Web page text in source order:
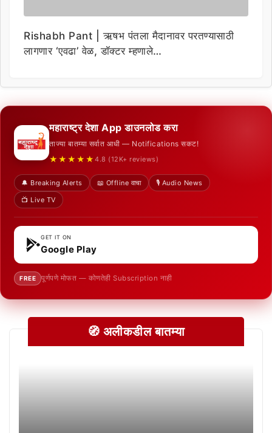
Rishabh Pant | ऋषभ पंतला मैदानावर परतण्यासाठी
लागणार ‘एवढा’ वेळ, डॉक्टर म्हणाले…
महाराष्ट्र देशा App डाउनलोड करा
ताज्या बातम्या सर्वात आधी — Notifications सकट!
★★★★★ 4.8 (12K+ reviews)
🔔 Breaking Alerts 📖 Offline वाचा
🎙️ Audio News
📺 Live TV
GET IT ON
Google Play
FREE पूर्णपणे मोफत — कोणतेही Subscription नाही
🧭 अलीकडील बातम्या